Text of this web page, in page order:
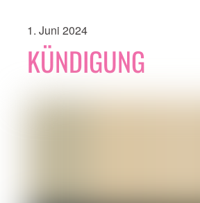
1. Juni 2024
KÜNDIGUNG